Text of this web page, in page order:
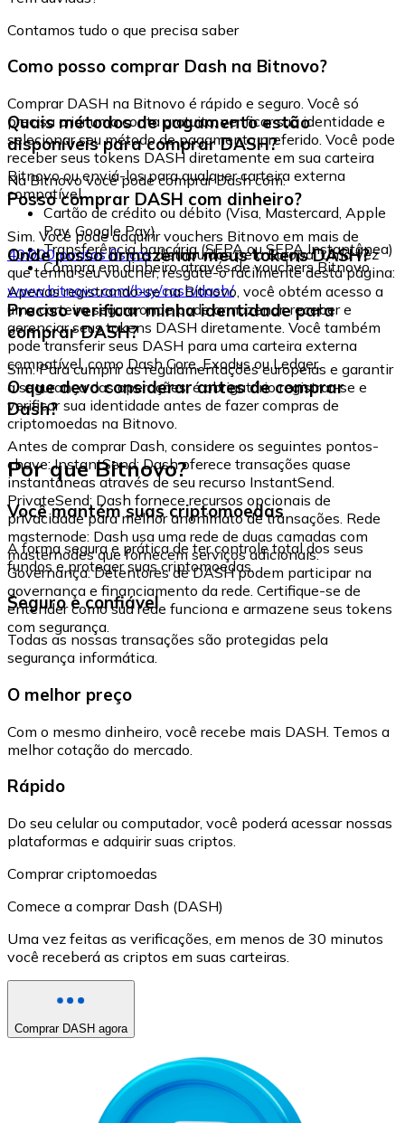
Contamos tudo o que precisa saber
Como posso comprar Dash na Bitnovo?
Comprar DASH na Bitnovo é rápido e seguro. Você só
precisa criar uma conta gratuita, verificar sua identidade e
selecionar seu método de pagamento preferido. Você pode
receber seus tokens DASH diretamente em sua carteira
Bitnovo ou enviá-los para qualquer carteira externa
compatível.
Quais métodos de pagamento estão
disponíveis para comprar DASH?
Na Bitnovo você pode comprar Dash com:
Cartão de crédito ou débito (Visa, Mastercard, Apple
Pay, Google Pay)
Transferência bancária (SEPA ou SEPA Instantânea)
Compra em dinheiro através de vouchers Bitnovo
Posso comprar DASH com dinheiro?
Sim. Você pode adquirir vouchers Bitnovo em mais de
40.000 pontos físicosdistribuídos pela Europa. Uma vez
que tenha seu voucher, resgate-o facilmente desta página:
www.bitnovo.com/buy/cash/dash/
Onde posso armazenar meus tokens DASH?
Apenas registrando-se na Bitnovo, você obtém acesso a
uma carteira segura onde pode armazenar, receber e
gerenciar seus tokens DASH diretamente. Você também
pode transferir seus DASH para uma carteira externa
compatível, como Dash Core, Exodus ou Ledger.
Preciso verificar minha identidade para
comprar DASH?
Sim. Para cumprir as regulamentações europeias e garantir
a segurança das operações, é obrigatório registrar-se e
verificar sua identidade antes de fazer compras de
criptomoedas na Bitnovo.
O que devo considerar antes de comprar
Dash?
Antes de comprar Dash, considere os seguintes pontos-
chave: InstantSend: Dash oferece transações quase
instantâneas através de seu recurso InstantSend.
PrivateSend: Dash fornece recursos opcionais de
privacidade para melhor anonimato de transações. Rede
masternode: Dash usa uma rede de duas camadas com
masternodes que fornecem serviços adicionais.
Governança: Detentores de DASH podem participar na
governança e financiamento da rede. Certifique-se de
entender como sua rede funciona e armazene seus tokens
com segurança.
Por que Bitnovo?
Você mantém suas criptomoedas
A forma segura e prática de ter controle total dos seus
fundos e proteger suas criptomoedas.
Seguro e confiável
Todas as nossas transações são protegidas pela
segurança informática.
O melhor preço
Com o mesmo dinheiro, você recebe mais DASH. Temos a
melhor cotação do mercado.
Rápido
Do seu celular ou computador, você poderá acessar nossas
plataformas e adquirir suas criptos.
Comprar criptomoedas
Comece a comprar Dash (DASH)
Uma vez feitas as verificações, em menos de 30 minutos
você receberá as criptos em suas carteiras.
Comprar DASH agora